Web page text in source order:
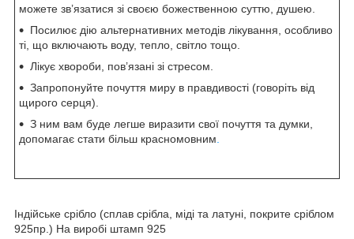
можете зв’язатися зі своєю божественною суттю, душею.
Посилює дію альтернативних методів лікування, особливо
ті, що включають воду, тепло, світло тощо.
Лікує хвороби, пов’язані зі стресом.
Запропонуйте почуття миру в правдивості (говоріть від
щирого серця).
З ним вам буде легше виразити свої почуття та думки,
допомагає стати більш красномовним
Індійське срібло (сплав срібла, міді та латуні, покрите сріблом
925пр.) На виробі штамп 925